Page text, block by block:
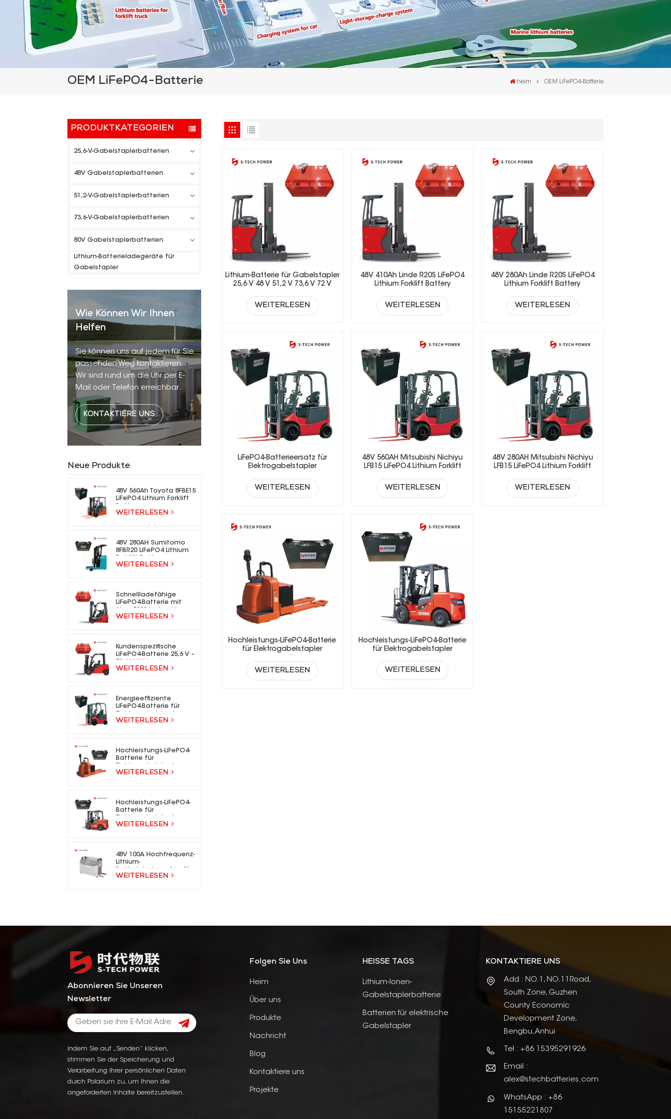
OEM LiFePO4-Batterie heim OEM LiFePO4-Batterie
PRODUKTKATEGORIEN
25,6-V-Gabelstaplerbatterien
48V Gabelstaplerbatterien
51,2-V-Gabelstaplerbatterien
73,6-V-Gabelstaplerbatterien
80V Gabelstaplerbatterien
Lithium-Batterieladegeräte für
Gabelstapler
Wie Können Wir Ihnen
Helfen
Sie können uns auf jedem für Sie
passenden Weg kontaktieren.
Wir sind rund um die Uhr per E-
Mail oder Telefon erreichbar.
KONTAKTIERE UNS
Neue Produkte
48V 560Ah Toyota 8FBE15
LiFePO4 Lithium Forklift
WEITERLESEN
48V 280AH Sumitomo
8FBR20 LiFePO4 Lithium
WEITERLESEN
Schnellladefähige
LiFePO4-Batterie mit
für Elektrogabelstapler
WEITERLESEN
Kundenspezifische
LiFePO4-Batterie 25,6 V –
Gabelstaplerbatterie
WEITERLESEN
Energieeffiziente
LiFePO4-Batterie für
WEITERLESEN
Hochleistungs-LiFePO4-
Batterie für
WEITERLESEN
Hochleistungs-LiFePO4-
Batterie für
WEITERLESEN
48V 100A Hochfrequenz-
Lithium-
Gabelstapler
WEITERLESEN
Lithium-Batterie für Gabelstapler
25,6 V 48 V 51,2 V 73,6 V 72 V
Batterie für Elektrogabelstapler
WEITERLESEN
48V 410Ah Linde R20S LiFePO4
Lithium Forklift Battery
WEITERLESEN
48V 280Ah Linde R20S LiFePO4
Lithium Forklift Battery
WEITERLESEN
LiFePO4-Batterieersatz für
Elektrogabelstapler
WEITERLESEN
48V 560AH Mitsubishi Nichiyu
LFB15 LiFePO4 Lithium Forklift
WEITERLESEN
48V 280AH Mitsubishi Nichiyu
LFB15 LiFePO4 Lithium Forklift
WEITERLESEN
Hochleistungs-LiFePO4-Batterie
für Elektrogabelstapler
WEITERLESEN
Hochleistungs-LiFePO4-Batterie
für Elektrogabelstapler
WEITERLESEN
Abonnieren Sie Unseren
Newsletter
Indem Sie auf „Senden“ klicken,
stimmen Sie der Speicherung und
Verarbeitung Ihrer persönlichen Daten
durch Polarium zu, um Ihnen die
angeforderten Inhalte bereitzustellen.
Folgen Sie Uns
Heim
Über uns
Produkte
Nachricht
Blog
Kontaktiere uns
Projekte
HEISSE TAGS
Lithium-Ionen-
Gabelstaplerbatterie
Batterien für elektrische
Gabelstapler
KONTAKTIERE UNS
Add : NO.1, NO.11Road,
South Zone, Guzhen
County Economic
Development Zone,
Bengbu, Anhui
Tel : +86 15395291926
Email :
alex@stechbatteries.com
WhatsApp : +86
15155221807